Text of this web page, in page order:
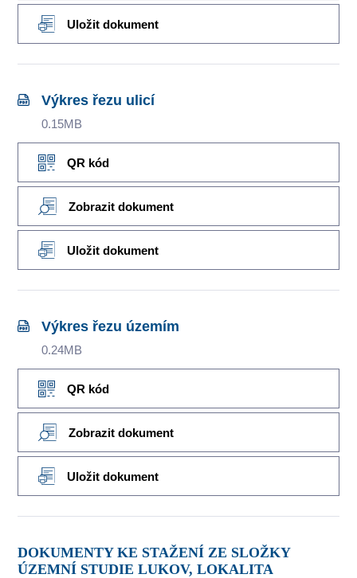
Uložit dokument
Výkres řezu ulicí
0.15MB
QR kód
Zobrazit dokument
Uložit dokument
Výkres řezu územím
0.24MB
QR kód
Zobrazit dokument
Uložit dokument
DOKUMENTY KE STAŽENÍ ZE SLOŽKY
ÚZEMNÍ STUDIE LUKOV, LOKALITA